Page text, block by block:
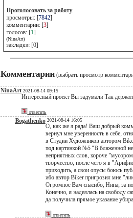
Проголосовать за работу
просмотры: [7842]
комментарии: [3]
голосов: [1]
(NinaArt)
закладки: [0]
Комментарии (выбрать просмотр
NinaArt 2021-08-14 09:15
Интересный проект Вы задумали Так
ответить
Bogathenko 2021-08-14 16:05
О, как же я рада! Ваш добрый
вернул мне уверенность в себе,
в Студии Художников автором
под картинкой №5 "В блаженной
неприятных слов, короче
творчество, после чего я в
приходить, а свои опусы боюсь
ибо автор Biker пригрозил мне
Огромное Вам спасибо, Нина, за
Конечно, я надеялась на свободу
да получила прямое указание
ответить